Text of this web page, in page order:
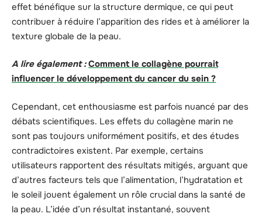
effet bénéfique sur la structure dermique, ce qui peut
contribuer à réduire l’apparition des rides et à améliorer la
texture globale de la peau.
A lire également : Comment le collagène pourrait
influencer le développement du cancer du sein ?
Cependant, cet enthousiasme est parfois nuancé par des
débats scientifiques. Les effets du collagène marin ne
sont pas toujours uniformément positifs, et des études
contradictoires existent. Par exemple, certains
utilisateurs rapportent des résultats mitigés, arguant que
d’autres facteurs tels que l’alimentation, l’hydratation et
le soleil jouent également un rôle crucial dans la santé de
la peau. L’idée d’un résultat instantané, souvent